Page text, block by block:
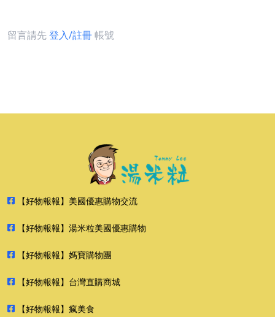
留言請先登入/註冊帳號
【好物報報】美國優惠購物交流
【好物報報】湯米粒美國優惠購物
【好物報報】媽寶購物團
【好物報報】台灣直購商城
【好物報報】瘋美食